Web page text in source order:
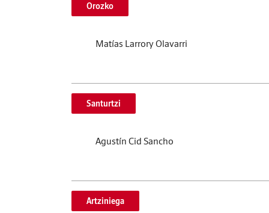
Orozko
Matías Larrory Olavarri
Santurtzi
Agustín Cid Sancho
Artziniega